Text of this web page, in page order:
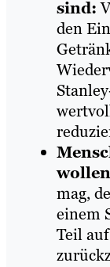
sind:
den
mag,
einem
Teil